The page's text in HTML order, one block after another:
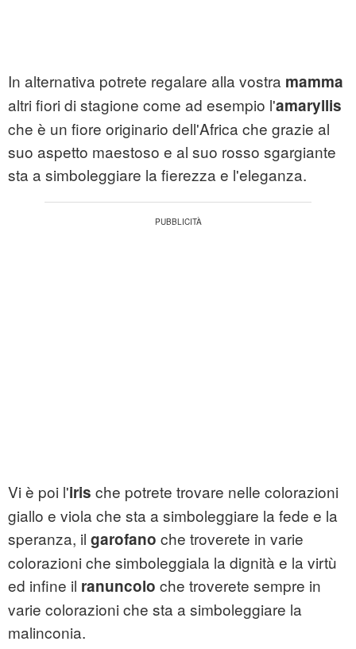
In alternativa potrete regalare alla vostra mamma
altri fiori di stagione come ad esempio l'amaryllis
che è un fiore originario dell'Africa che grazie al
suo aspetto maestoso e al suo rosso sgargiante
sta a simboleggiare la fierezza e l'eleganza.
Vi è poi l'iris che potrete trovare nelle colorazioni
giallo e viola che sta a simboleggiare la fede e la
speranza, il garofano che troverete in varie
colorazioni che simboleggiala la dignità e la virtù
ed infine il ranuncolo che troverete sempre in
varie colorazioni che sta a simboleggiare la
malinconia.